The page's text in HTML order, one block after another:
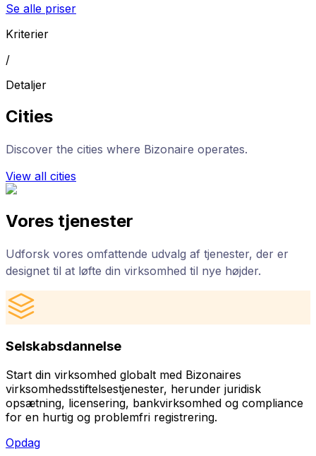
Se alle priser
Kriterier
/
Detaljer
Cities
Discover the cities where Bizonaire operates.
View all cities
Vores tjenester
Udforsk vores omfattende udvalg af tjenester, der er
designet til at løfte din virksomhed til nye højder.
Selskabsdannelse
Start din virksomhed globalt med Bizonaires
virksomhedsstiftelsestjenester, herunder juridisk
opsætning, licensering, bankvirksomhed og compliance
for en hurtig og problemfri registrering.
Opdag